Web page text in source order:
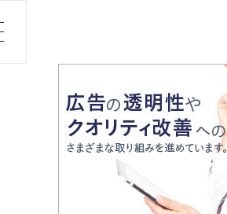
トップ
ユーザーの声